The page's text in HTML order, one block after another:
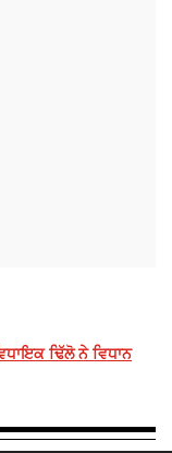
ਢਿੱਲੋ ਨੇ ਵਿਧਾਨ